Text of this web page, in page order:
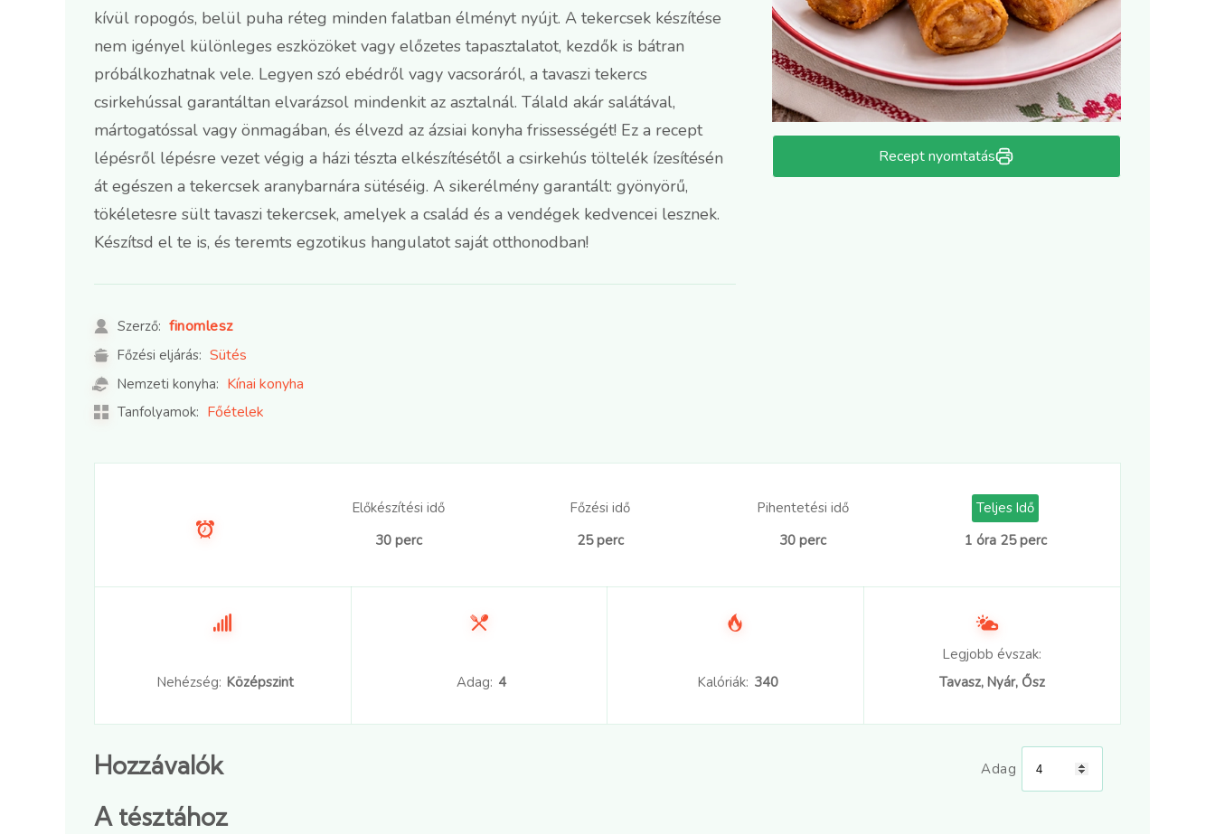
kívül ropogós, belül puha réteg minden falatban élményt nyújt. A tekercsek készítése
nem igényel különleges eszközöket vagy előzetes tapasztalatot, kezdők is bátran
próbálkozhatnak vele. Legyen szó ebédről vagy vacsoráról, a tavaszi tekercs
csirkehússal garantáltan elvarázsol mindenkit az asztalnál. Tálald akár salátával,
mártogatóssal vagy önmagában, és élvezd az ázsiai konyha frissességét! Ez a recept
lépésről lépésre vezet végig a házi tészta elkészítésétől a csirkehús töltelék ízesítésén
át egészen a tekercsek aranybarnára sütéséig. A sikerélmény garantált: gyönyörű,
tökéletesre sült tavaszi tekercsek, amelyek a család és a vendégek kedvencei lesznek.
Készítsd el te is, és teremts egzotikus hangulatot saját otthonodban!
Szerző: finomlesz
Főzési eljárás: Sütés
Nemzeti konyha: Kínai konyha
Tanfolyamok: Főételek
Recept nyomtatás
Előkészítési idő
30 perc
Főzési idő
25 perc
Pihentetési idő
30 perc
Teljes Idő
1 óra 25 perc
Nehézség: Középszint Adag: 4 Kalóriák: 340
Legjobb évszak:
Tavasz, Nyár, Ősz
Hozzávalók Adag
A tésztához